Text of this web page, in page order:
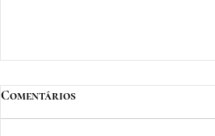
Equipamentos inadequados:
quando isso gera direito à
Indenização? Os equipamentos
Comentários